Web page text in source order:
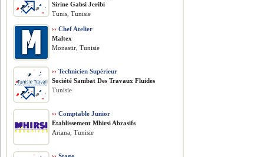
Sirine Gabsi Jeribi
Tunis, Tunisie
›› Chef Atelier
Maltex
Monastir, Tunisie
›› Technicien Supérieur
Société Sanibat Des Travaux Fluides
Tunisie
›› Comptable Junior
Etablissement Mhirsi Abrasifs
Ariana, Tunisie